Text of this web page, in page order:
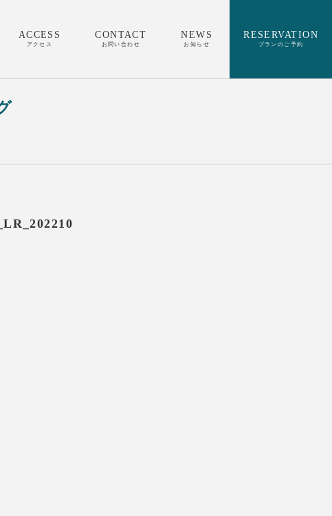
ACCESS
アクセス
CONTACT
お問い合わせ
NEWS
お知らせ
RESERVATION
プランのご予約